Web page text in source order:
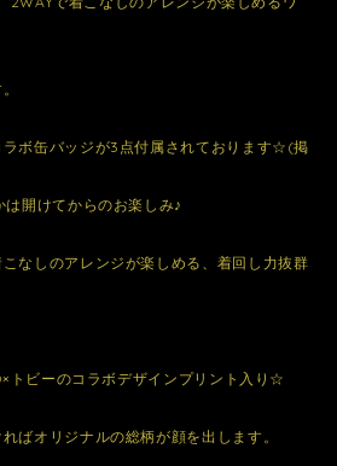
ボ缶バッジが3点付属されております☆(掲
開けてからのお楽しみ♪
なしのアレンジが楽しめる、着回し力抜群
トビーのコラボデザインプリント入り☆
ばオリジナルの総柄が顔を出します。